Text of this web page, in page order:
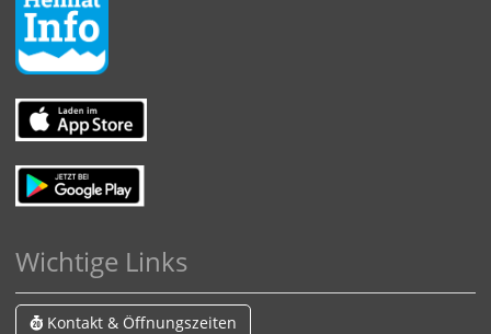
Wichtige Links
Kontakt & Öffnungszeiten